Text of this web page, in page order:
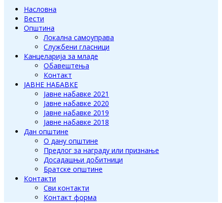
Насловна
Вести
Општина
Локална самоуправа
Службени гласници
Канцеларија за младе
Обавештења
Контакт
ЈАВНЕ НАБАВКЕ
Јавне набавке 2021
Јавне набавке 2020
Јавне набавке 2019
Јавне набавке 2018
Дан општине
О дану општине
Предлог за награду или признање
Досадашњи добитници
Братске општине
Контакти
Сви контакти
Контакт форма